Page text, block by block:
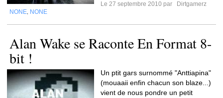
Le 27 septembre 2010 par
Dirtgamerz
NONE NONE
Alan Wake se Raconte En Format 8-
bit !
Un ptit gars surnommé "Anttiapina"
(mouaaii enfin chacun son blaze...)
vient de nous pondre un petit